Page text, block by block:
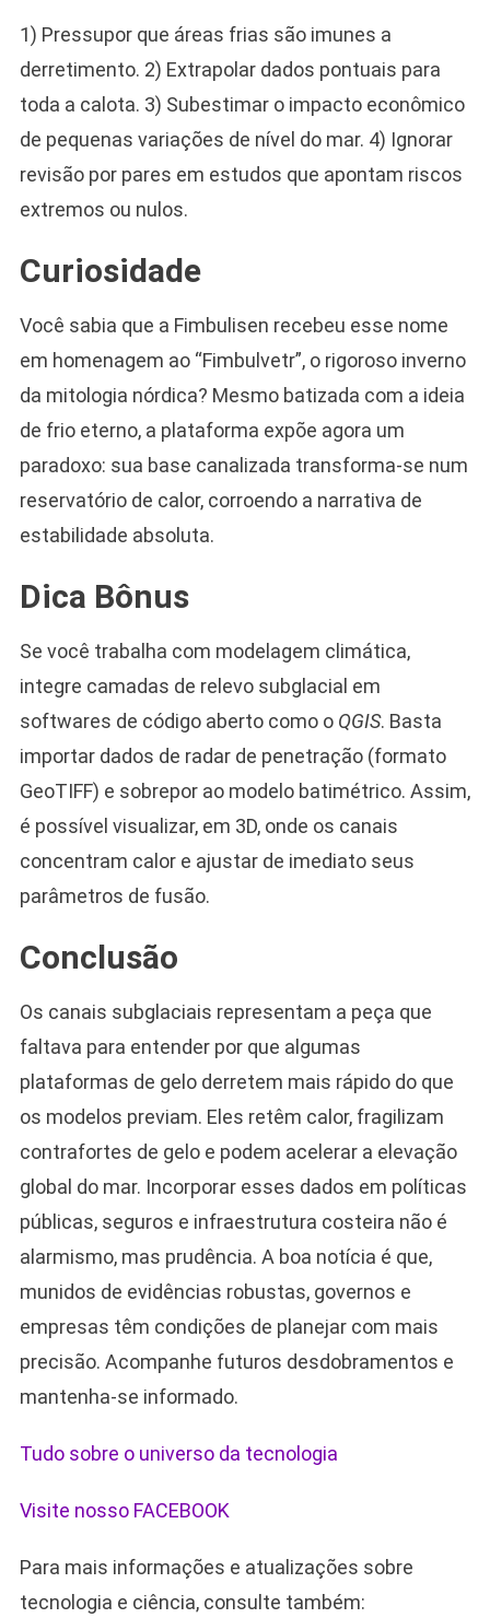
1) Pressupor que áreas frias são imunes a
derretimento. 2) Extrapolar dados pontuais para
toda a calota. 3) Subestimar o impacto econômico
de pequenas variações de nível do mar. 4) Ignorar
revisão por pares em estudos que apontam riscos
extremos ou nulos.
Curiosidade
Você sabia que a Fimbulisen recebeu esse nome
em homenagem ao “Fimbulvetr”, o rigoroso inverno
da mitologia nórdica? Mesmo batizada com a ideia
de frio eterno, a plataforma expõe agora um
paradoxo: sua base canalizada transforma-se num
reservatório de calor, corroendo a narrativa de
estabilidade absoluta.
Dica Bônus
Se você trabalha com modelagem climática,
integre camadas de relevo subglacial em
softwares de código aberto como o QGIS. Basta
importar dados de radar de penetração (formato
GeoTIFF) e sobrepor ao modelo batimétrico. Assim,
é possível visualizar, em 3D, onde os canais
concentram calor e ajustar de imediato seus
parâmetros de fusão.
Conclusão
Os canais subglaciais representam a peça que
faltava para entender por que algumas
plataformas de gelo derretem mais rápido do que
os modelos previam. Eles retêm calor, fragilizam
contrafortes de gelo e podem acelerar a elevação
global do mar. Incorporar esses dados em políticas
públicas, seguros e infraestrutura costeira não é
alarmismo, mas prudência. A boa notícia é que,
munidos de evidências robustas, governos e
empresas têm condições de planejar com mais
precisão. Acompanhe futuros desdobramentos e
mantenha-se informado.
Tudo sobre o universo da tecnologia
Visite nosso FACEBOOK
Para mais informações e atualizações sobre
tecnologia e ciência, consulte também: